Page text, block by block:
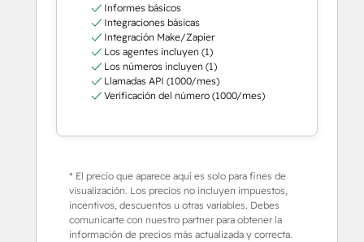
Informes básicos
Integraciones básicas
Integración Make/Zapier
Los agentes incluyen (1)
Los números incluyen (1)
Llamadas API (1000/mes)
Verificación del número (1000/mes)
* El precio que aparece aquí es solo para fines de
visualización. Los precios no incluyen impuestos,
incentivos, descuentos u otras variables. Debes
comunicarte con nuestro partner para obtener la
información de precios más actualizada y correcta.